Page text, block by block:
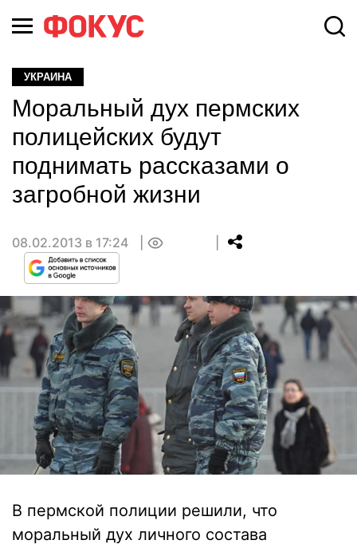
УКРАИНА
Моральный дух пермских
полицейских будут
поднимать рассказами о
загробной жизни
08.02.2013 в 17:24
В пермской полиции решили, что
моральный дух личного состава